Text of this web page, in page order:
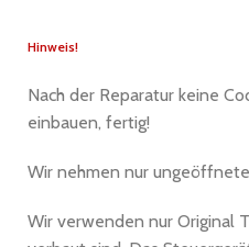
Hinweis!
Nach der Reparatur keine
einbauen, fertig!
Wir nehmen nur
Wir verwenden nur Original